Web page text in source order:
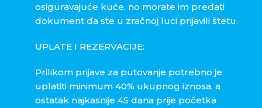
osiguravajuće kuće, no morate im predati
dokument da ste u zračnoj luci prijavili štetu.
UPLATE I REZERVACIJE:
Prilikom prijave za putovanje potrebno je
uplatiti minimum 40% ukupnog iznosa, a
ostatak najkasnije 45 dana prije početka